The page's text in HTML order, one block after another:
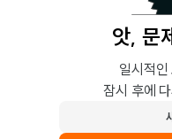
앗, 문
일시적인
잠시 후에